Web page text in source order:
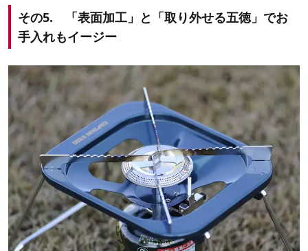
その5. 「表面加工」と「取り外せる五徳」でお
手入れもイージー